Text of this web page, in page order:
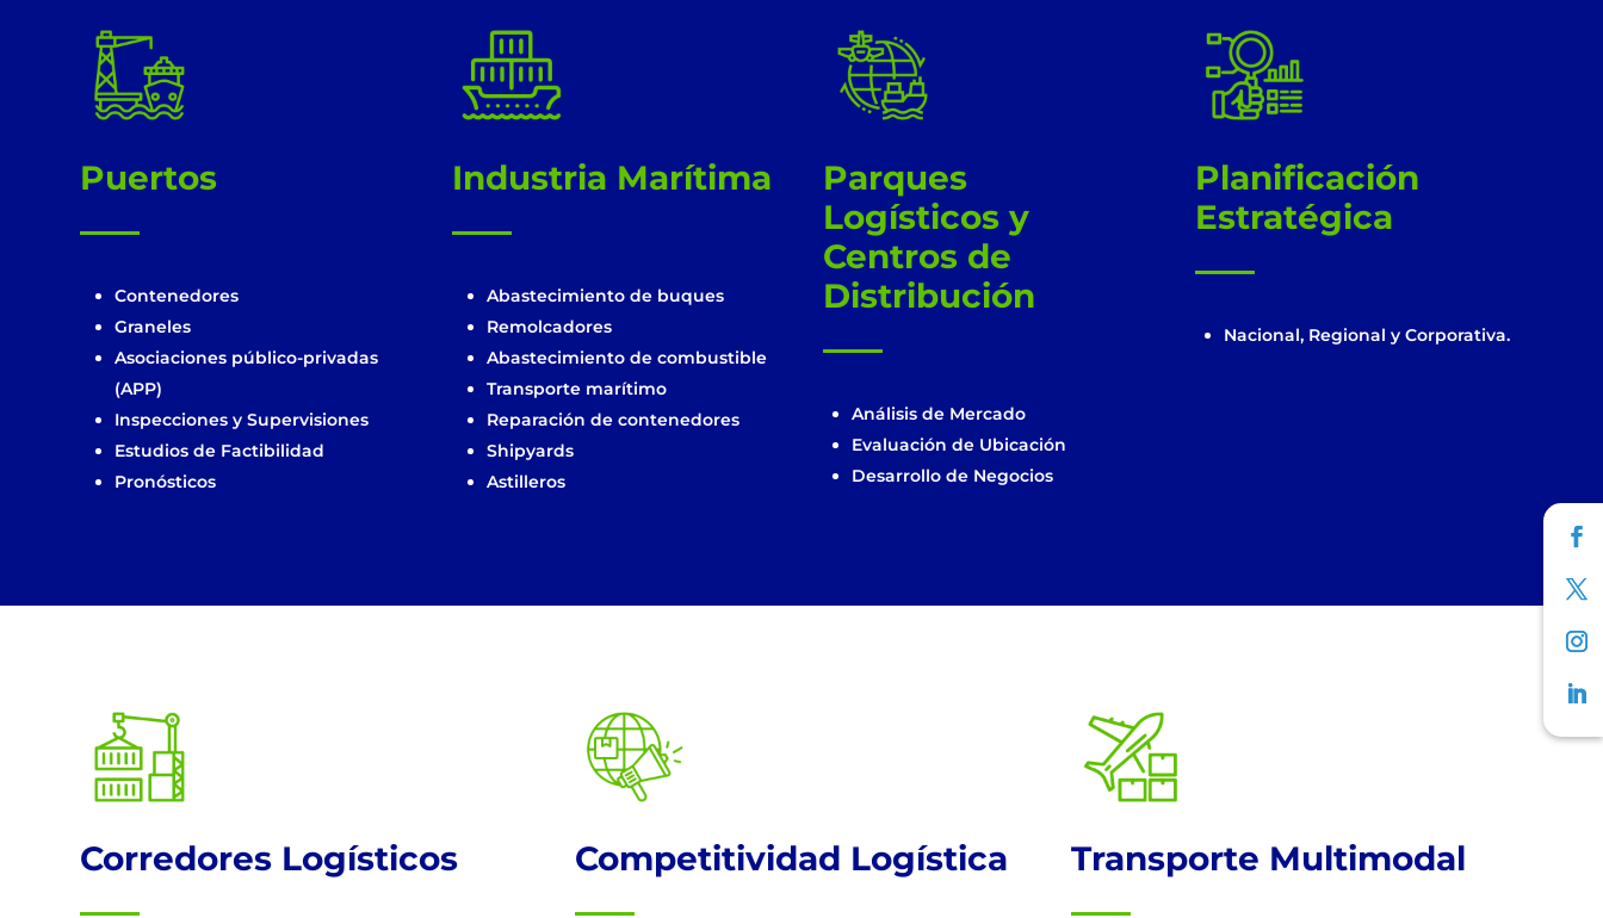
!
Puertos
Contenedores
Graneles
Asociaciones público-privadas
(APP)
Inspecciones y Supervisiones
Estudios de Factibilidad
Pronósticos
!
Industria Marítima
Abastecimiento de buques
Remolcadores
Abastecimiento de combustible
Transporte marítimo
Reparación de contenedores
Shipyards
Astilleros
!
Parques
Logísticos y
Centros de
Distribución
Análisis de Mercado
Evaluación de Ubicación
Desarrollo de Negocios
!
Planificación
Estratégica
Nacional, Regional y Corporativa.
!
Corredores Logísticos
!
Competitividad Logística
!
Transporte Multimodal